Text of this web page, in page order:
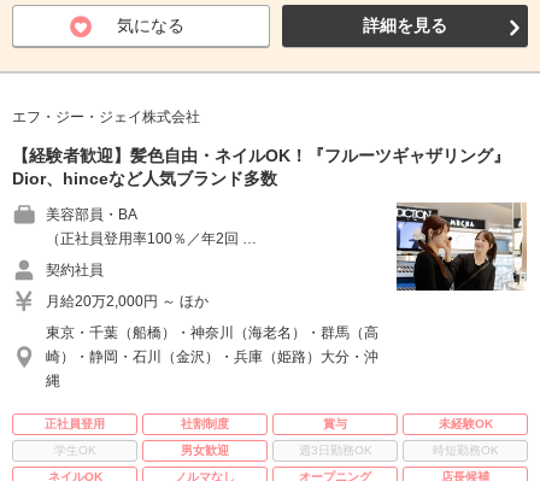
気になる 詳細を見る
エフ・ジー・ジェイ株式会社
【経験者歓迎】髪色自由・ネイルOK！『フルーツギャザリング』
Dior、hinceなど人気ブランド多数
美容部員・BA
（正社員登用率100％／年2回 …
契約社員
月給20万2,000円 ～ ほか
東京・千葉（船橋）・神奈川（海老名）・群馬（高
崎）・静岡・石川（金沢）・兵庫（姫路）大分・沖
縄
正社員登用 社割制度 賞与
未経験OK
学生OK
男女歓迎 週3日勤務OK
時短勤務OK
ネイルOK
ノルマなし オープニング
店長候補